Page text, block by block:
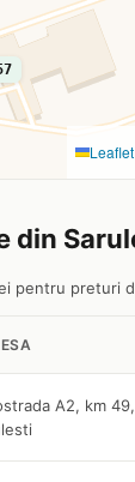
Leaflet
din
pentru preturi
A2, km